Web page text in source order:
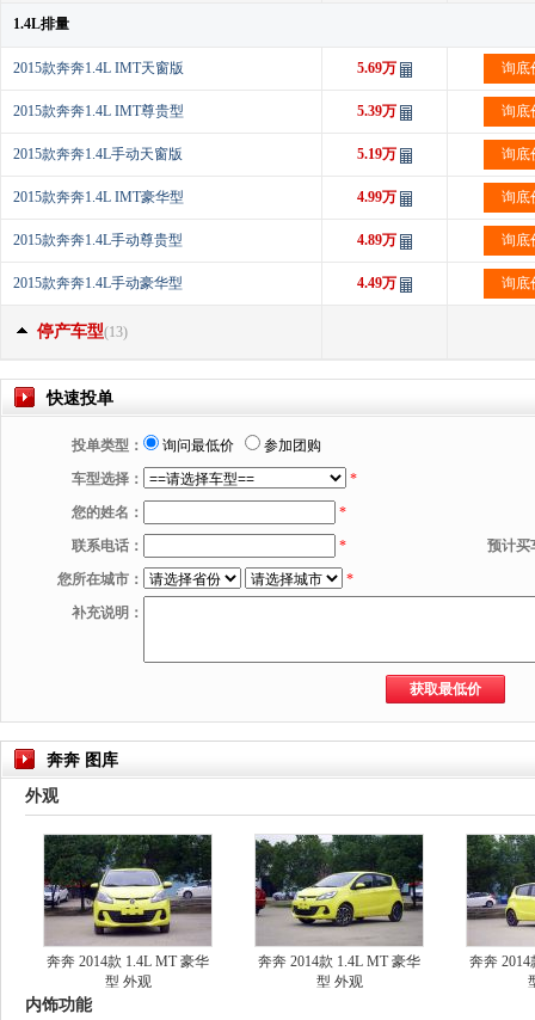
1.4L排量
2015款奔奔1.4L IMT天窗版 5.69万 询底
2015款奔奔1.4L IMT尊贵型 5.39万 询底
2015款奔奔1.4L手动天窗版 5.19万 询底
2015款奔奔1.4L IMT豪华型 4.99万 询底
2015款奔奔1.4L手动尊贵型 4.89万 询底
2015款奔奔1.4L手动豪华型 4.49万 询底
停产车型(13)
快速投单
投单类型： 询问最低价
参加团购
车型选择：
*
您的姓名：
*
联系电话：
*
预计买
您所在城市：
*
补充说明：
奔奔 图库
外观
奔奔 2014款 1.4L MT 豪华
型 外观
奔奔 2014款 1.4L MT 豪华
型 外观
奔奔
内饰功能